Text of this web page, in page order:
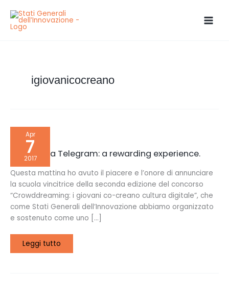
content
igiovanicocreano
Apr
7
2017
Reward via Telegram: a rewarding experience.
Questa mattina ho avuto il piacere e l’onore di annunciare
la scuola vincitrice della seconda edizione del concorso
“Crowddreaming: i giovani co-creano cultura digitale”, che
come Stati Generali dell’Innovazione abbiamo organizzato
e sostenuto come uno […]
Reward
via
Telegram:
rewarding
experience.
Leggi tutto